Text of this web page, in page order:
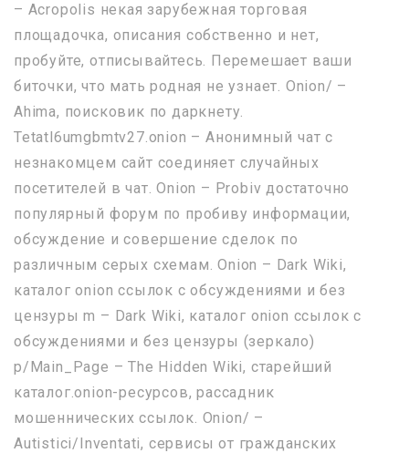
– Acropolis некая зарубежная торговая
площадочка, описания собственно и нет,
пробуйте, отписывайтесь. Перемешает ваши
биточки, что мать родная не узнает. Onion/ –
Ahima, поисковик по даркнету.
Tetatl6umgbmtv27.onion – Анонимный чат с
незнакомцем сайт соединяет случайных
посетителей в чат. Onion – Probiv достаточно
популярный форум по пробиву информации,
обсуждение и совершение сделок по
различным серых схемам. Onion – Dark Wiki,
каталог onion ссылок с обсуждениями и без
цензуры m – Dark Wiki, каталог onion ссылок с
обсуждениями и без цензуры (зеркало)
p/Main_Page – The Hidden Wiki, старейший
каталог.onion-ресурсов, рассадник
мошеннических ссылок. Onion/ –
Autistici/Inventati, сервисы от гражданских